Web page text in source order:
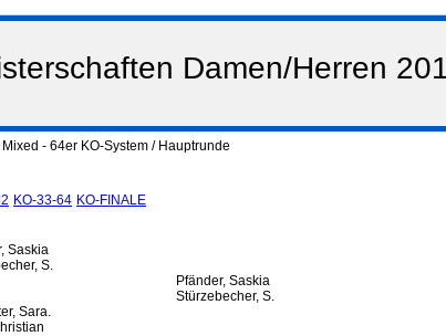
Damen/Herren
Mixed - 64er KO-System / Hauptrunde
KO-33-64 KO-FINALE
Saskia
S.
Pfänder, Saskia
Stürzebecher, S.
Sara.